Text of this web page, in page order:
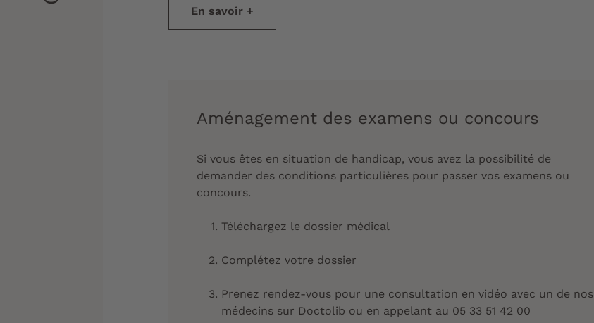
En savoir +
Aménagement des examens ou concours
Si vous êtes en situation de handicap, vous avez la possibilité de
demander des conditions particulières pour passer vos examens ou
concours.
Téléchargez le dossier médical
Complétez votre dossier
Prenez rendez-vous pour une consultation en vidéo avec un de nos
médecins sur Doctolib ou en appelant au 05 33 51 42 00